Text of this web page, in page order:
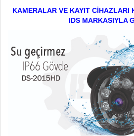
KAMERALAR VE KAYIT CİHAZLARI
IDS MARKASIYLA